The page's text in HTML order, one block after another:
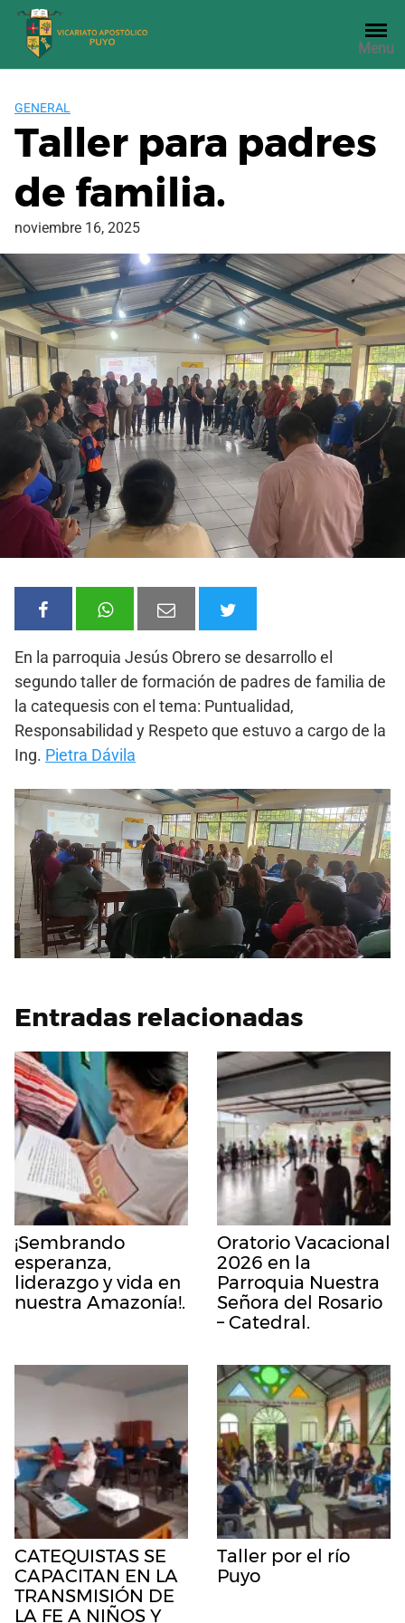
Saltar
contenido
Menu
GENERAL
Taller para padres
de familia.
noviembre 16, 2025
En la parroquia Jesús Obrero se desarrollo el
segundo taller de formación de padres de familia de
la catequesis con el tema: Puntualidad,
Responsabilidad y Respeto que estuvo a cargo de la
Ing. Pietra Dávila
Entradas relacionadas
¡Sembrando
esperanza,
liderazgo y vida en
nuestra Amazonía!.
Oratorio Vacacional
2026 en la
Parroquia Nuestra
Señora del Rosario
– Catedral.
CATEQUISTAS SE
CAPACITAN EN LA
TRANSMISIÓN DE
LA FE A NIÑOS Y
Taller por el río
Puyo